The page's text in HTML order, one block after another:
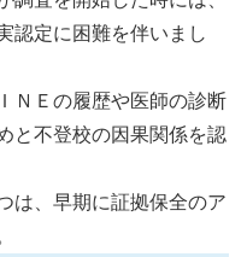
認定に困難を伴いまし
ＮＥの履歴や医師の診断
と不登校の因果関係を認
は、早期に証拠保全のア